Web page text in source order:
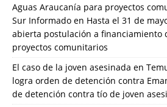
Aguas Araucanía para proyectos
Sur Informado en Hasta el 31 de
abierta postulación a financiamiento
proyectos comunitarios
El caso de la joven asesinada en
logra orden de detención contra
de detención contra tío de joven